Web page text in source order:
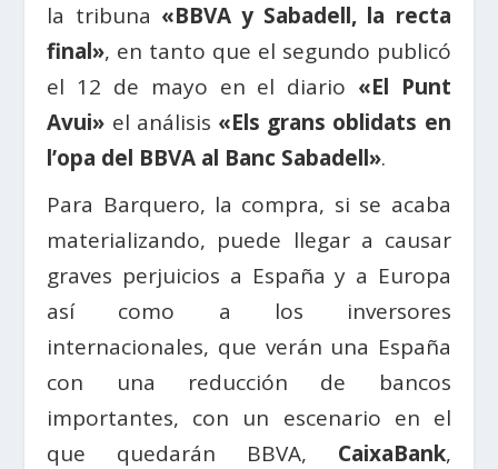
la tribuna «BBVA y Sabadell, la recta
final», en tanto que el segundo publicó
el 12 de mayo en el diario «El Punt
Avui» el análisis «Els grans oblidats en
l’opa del BBVA al Banc Sabadell».
Para Barquero, la compra, si se acaba
materializando, puede llegar a causar
graves perjuicios a España y a Europa
así como a los inversores
internacionales, que verán una España
con una reducción de bancos
importantes, con un escenario en el
que quedarán BBVA, CaixaBank,